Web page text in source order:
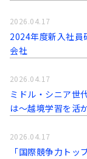
2024年度新入社員
会社
2026.04.17
ミドル・シニア世
は〜越境学習を活
2026.04.17
「国際競争力ト
2026.04.17